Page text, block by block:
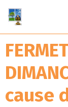
cause